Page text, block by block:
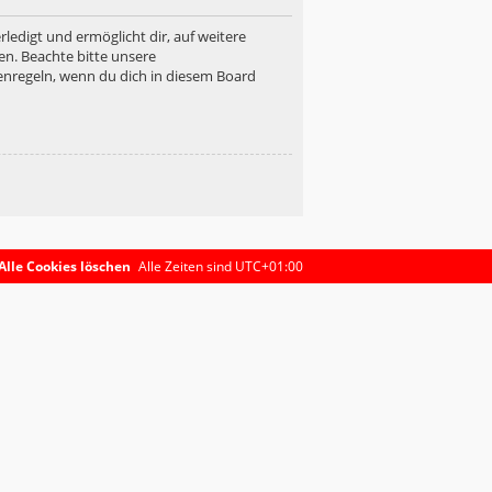
und ermöglicht dir, auf weitere
Beachte bitte unsere
wenn du dich in diesem Board
Alle Zeiten sind UTC+01:00
Cookies löschen